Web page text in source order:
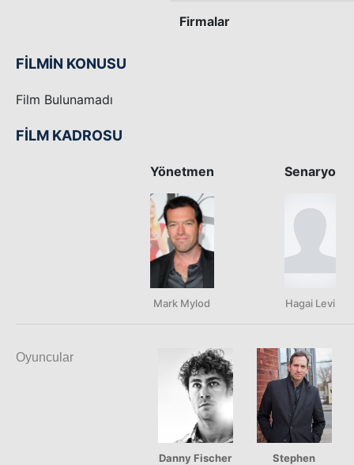
Firmalar
FİLMİN KONUSU
Film Bulunamadı
FİLM KADROSU
Yönetmen
Mark Mylod
Senaryo
Hagai Levi
Oyuncular
Danny Fischer
Stephen